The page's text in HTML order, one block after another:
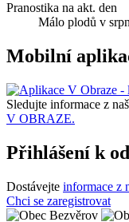
Pranostika na akt. den
Málo plodů v
Mobilní
Sledujte informace z
V OBRAZE.
Přihlášení k
Dostávejte informace z
Chci se zaregistrovat